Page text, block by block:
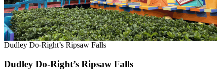
Dudley Do-Right’s Ripsaw Falls
Dudley Do-Right’s Ripsaw Falls